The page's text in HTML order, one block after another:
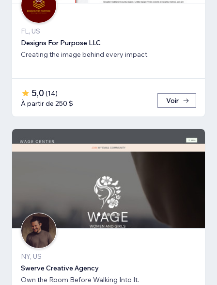
FL, US
Designs For Purpose LLC
Creating the image behind every impact.
5,0 (14)
À partir de 250 $
Voir
NY, US
Swerve Creative Agency
Own the Room Before Walking Into It.